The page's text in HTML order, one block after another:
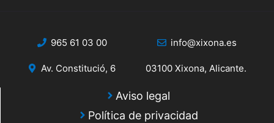
965 61 03 00 info@xixona.es
Av. Constitució, 6 03100 Xixona, Alicante.
Aviso legal
Política de privacidad